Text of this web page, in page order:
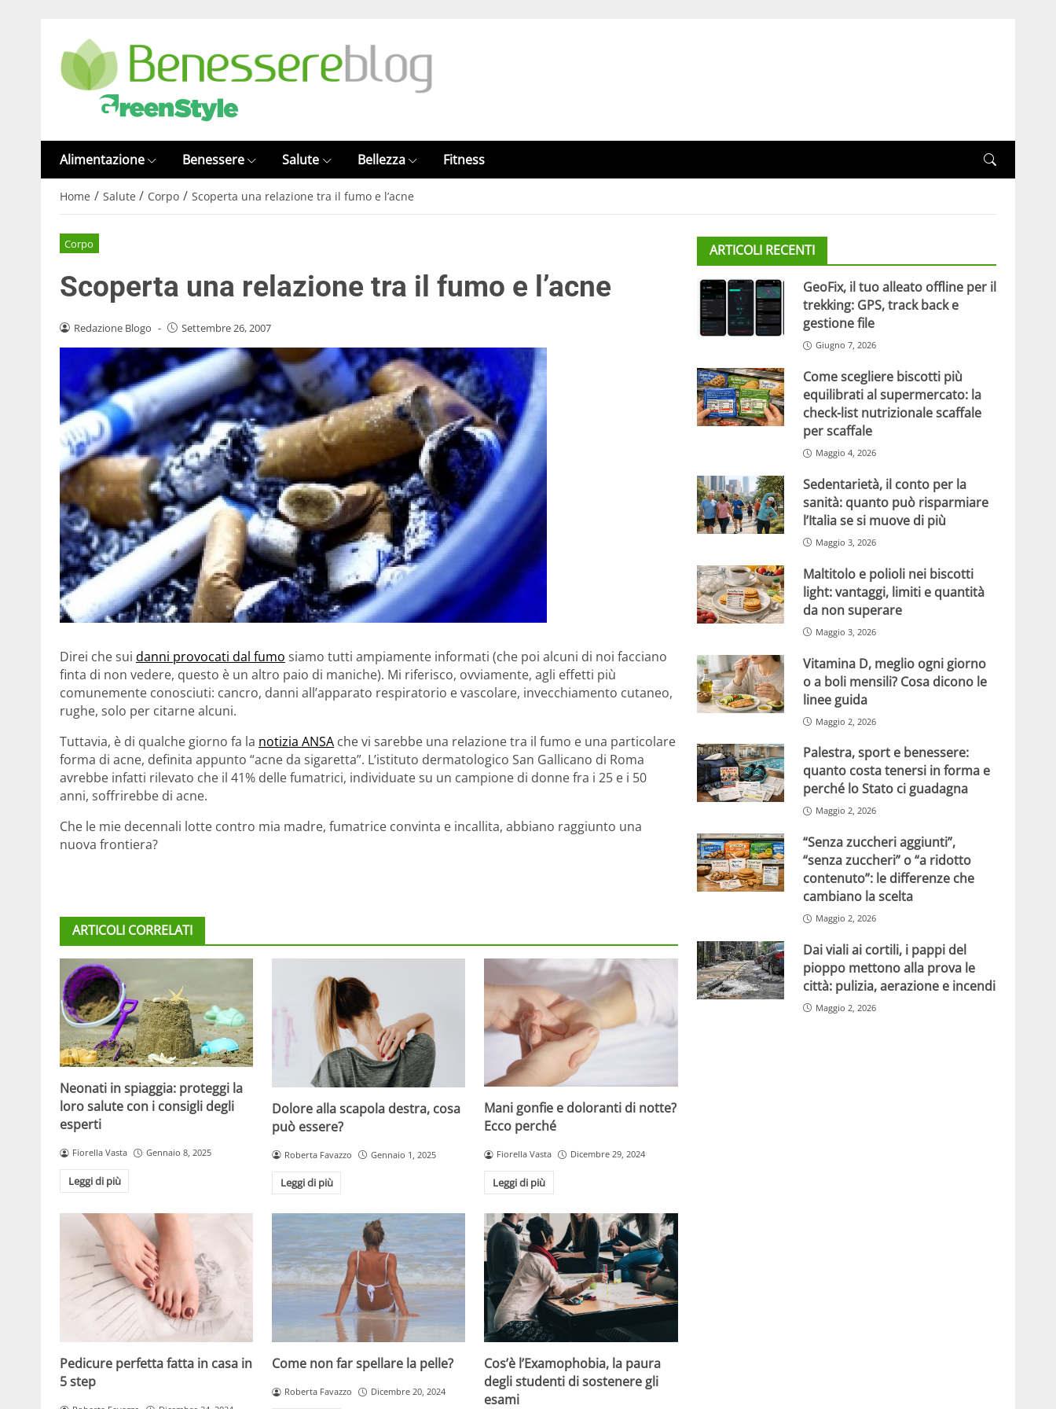
Alimentazione Benessere Salute Bellezza Fitness
Home / Salute / Corpo / Scoperta una relazione tra il fumo e l’acne
Corpo
Scoperta una relazione tra il fumo e l’acne
Redazione Blogo - Settembre 26, 2007
Direi che sui danni provocati dal fumo siamo tutti ampiamente informati (che poi alcuni di noi facciano
finta di non vedere, questo è un altro paio di maniche). Mi riferisco, ovviamente, agli effetti più
comunemente conosciuti: cancro, danni all’apparato respiratorio e vascolare, invecchiamento cutaneo,
rughe, solo per citarne alcuni.
Tuttavia, è di qualche giorno fa la notizia ANSA che vi sarebbe una relazione tra il fumo e una particolare
forma di acne, definita appunto “acne da sigaretta”. L’istituto dermatologico San Gallicano di Roma
avrebbe infatti rilevato che il 41% delle fumatrici, individuate su un campione di donne fra i 25 e i 50
anni, soffrirebbe di acne.
Che le mie decennali lotte contro mia madre, fumatrice convinta e incallita, abbiano raggiunto una
nuova frontiera?
ARTICOLI CORRELATI
Neonati in spiaggia: proteggi la
loro salute con i consigli degli
esperti
Fiorella Vasta Gennaio 8, 2025
Leggi di più
Dolore alla scapola destra, cosa
può essere?
Roberta Favazzo Gennaio 1, 2025
Leggi di più
Mani gonfie e doloranti di notte?
Ecco perché
Fiorella Vasta Dicembre 29, 2024
Leggi di più
Pedicure perfetta fatta in casa in
5 step
Come non far spellare la pelle?
Roberta Favazzo Dicembre 20, 2024
Cos’è l’Examophobia, la paura
degli studenti di sostenere gli
esami
ARTICOLI RECENTI
GeoFix, il tuo alleato offline per il
trekking: GPS, track back e
gestione file
Giugno 7, 2026
Come scegliere biscotti più
equilibrati al supermercato: la
check-list nutrizionale scaffale
per scaffale
Maggio 4, 2026
Sedentarietà, il conto per la
sanità: quanto può risparmiare
l’Italia se si muove di più
Maggio 3, 2026
Maltitolo e polioli nei biscotti
light: vantaggi, limiti e quantità
da non superare
Maggio 3, 2026
Vitamina D, meglio ogni giorno
o a boli mensili? Cosa dicono le
linee guida
Maggio 2, 2026
Palestra, sport e benessere:
quanto costa tenersi in forma e
perché lo Stato ci guadagna
Maggio 2, 2026
“Senza zuccheri aggiunti”,
“senza zuccheri” o “a ridotto
contenuto”: le differenze che
cambiano la scelta
Maggio 2, 2026
Dai viali ai cortili, i pappi del
pioppo mettono alla prova le
città: pulizia, aerazione e incendi
Maggio 2, 2026